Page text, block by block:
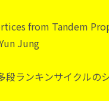
from Tandem
Jung
段ランキンサイクル